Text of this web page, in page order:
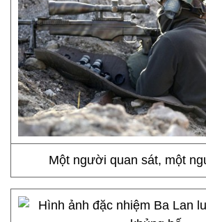
Một người quan sát, một